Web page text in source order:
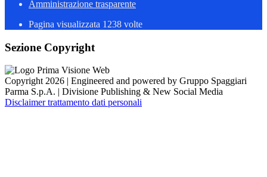
Amministrazione trasparente
Pagina visualizzata 1238 volte
Sezione Copyright
Copyright 2026 | Engineered and powered by Gruppo Spaggiari
Parma S.p.A. | Divisione Publishing & New Social Media
Disclaimer trattamento dati personali